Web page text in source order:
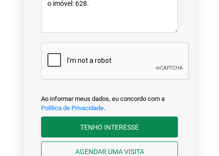
Ao informar meus dados, eu concordo com a
Política de Privacidade.
TENHO INTERESSE
AGENDAR UMA VISITA